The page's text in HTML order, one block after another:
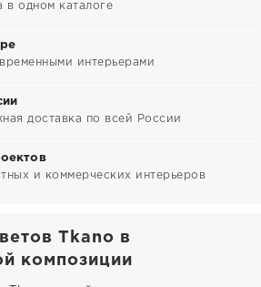
в одном каталоге
интерьерами
доставка по всей России
и коммерческих интерьеров
Tkano в
композиции